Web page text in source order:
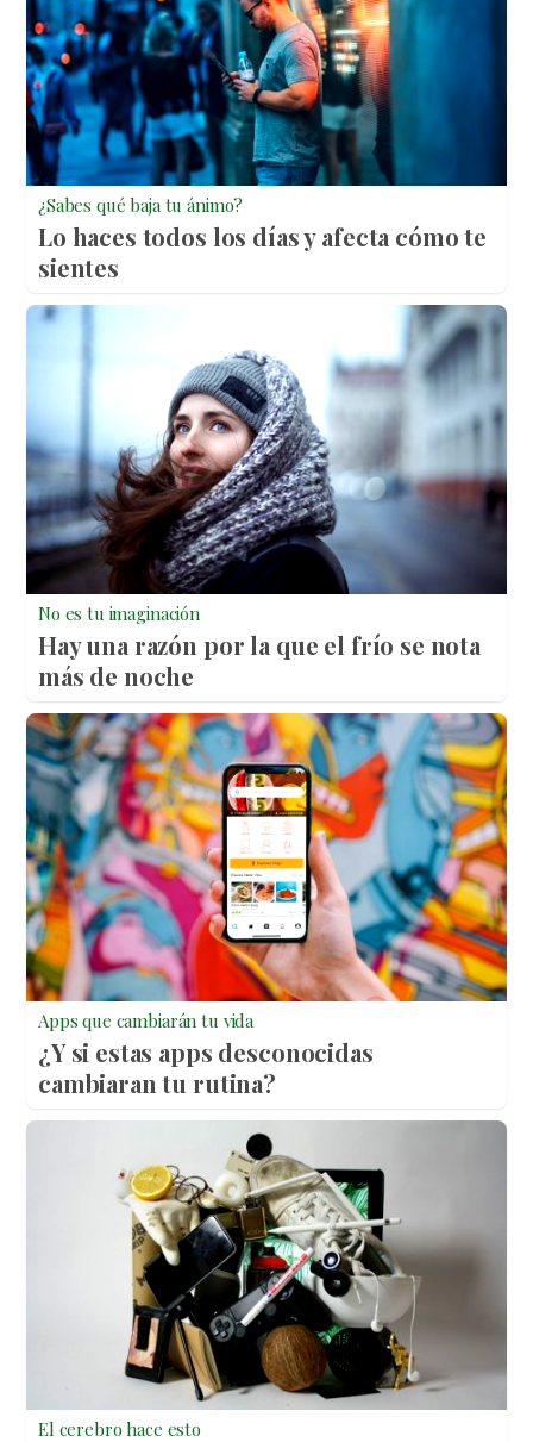
¿Sabes qué baja tu ánimo?
Lo haces todos los días y afecta cómo te
sientes
No es tu imaginación
Hay una razón por la que el frío se nota
más de noche
Apps que cambiarán tu vida
¿Y si estas apps desconocidas
cambiaran tu rutina?
El cerebro hace esto